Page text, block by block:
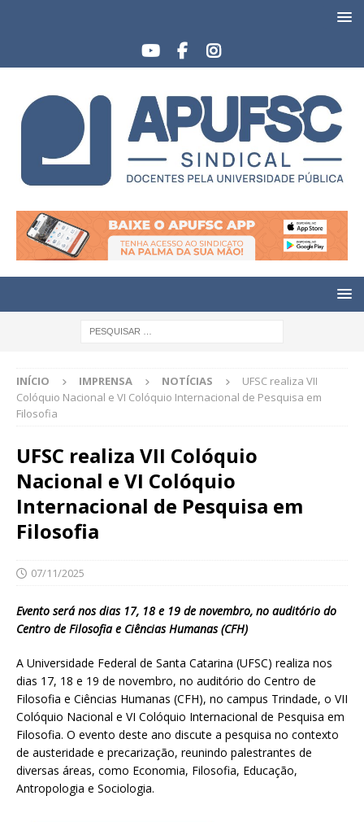
INÍCIO IMPRENSA NOTÍCIAS
UFSC realiza VII
Colóquio Nacional e VI Colóquio Internacional de Pesquisa em
Filosofia
UFSC realiza VII Colóquio
Nacional e VI Colóquio
Internacional de Pesquisa em
Filosofia
07/11/2025
Evento será nos dias 17, 18 e 19 de novembro, no auditório do
Centro de Filosofia e Ciências Humanas (CFH)
A Universidade Federal de Santa Catarina (UFSC) realiza nos
dias 17, 18 e 19 de novembro, no auditório do Centro de
Filosofia e Ciências Humanas (CFH), no campus Trindade, o VII
Colóquio Nacional e VI Colóquio Internacional de Pesquisa em
Filosofia. O evento deste ano discute a pesquisa no contexto
de austeridade e precarização, reunindo palestrantes de
diversas áreas, como Economia, Filosofia, Educação,
Antropologia e Sociologia.